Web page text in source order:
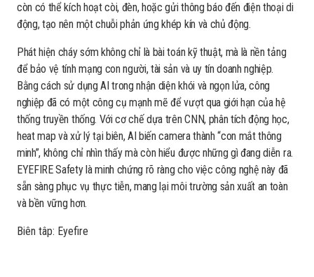
còn có thể kích hoạt còi, đèn, hoặc gửi thông báo đến điện thoại di
động, tạo nên một chuỗi phản ứng khép kín và chủ động.
Phát hiện cháy sớm không chỉ là bài toán kỹ thuật, mà là nền tảng
để bảo vệ tính mạng con người, tài sản và uy tín doanh nghiệp.
Bằng cách sử dụng AI trong nhận diện khói và ngọn lửa, công
nghiệp đã có một công cụ mạnh mẽ để vượt qua giới hạn của hệ
thống truyền thống. Với cơ chế dựa trên CNN, phân tích động học,
heat map và xử lý tại biên, AI biến camera thành “con mắt thông
minh”, không chỉ nhìn thấy mà còn hiểu được những gì đang diễn ra.
EYEFIRE Safety là minh chứng rõ ràng cho việc công nghệ này đã
sẵn sàng phục vụ thực tiễn, mang lại môi trường sản xuất an toàn
và bền vững hơn.
Biên tâp: Eyefire